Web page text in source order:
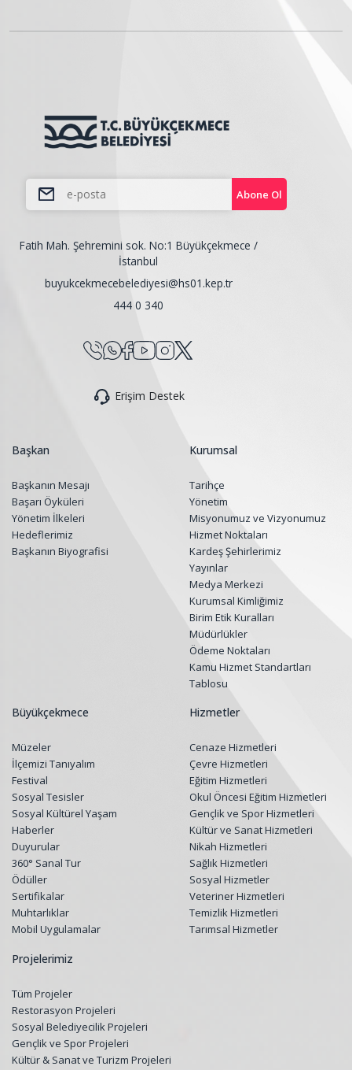
Abone Ol
Fatih Mah. Şehremini sok. No:1 Büyükçekmece /
İstanbul
buyukcekmecebelediyesi@hs01.kep.tr
444 0 340
Erişim Destek
Başkan
Başkanın Mesajı
Başarı Öyküleri
Yönetim İlkeleri
Hedeflerimiz
Başkanın Biyografisi
Kurumsal
Tarihçe
Yönetim
Misyonumuz ve Vizyonumuz
Hizmet Noktaları
Kardeş Şehirlerimiz
Yayınlar
Medya Merkezi
Kurumsal Kimliğimiz
Birim Etik Kuralları
Müdürlükler
Ödeme Noktaları
Kamu Hizmet Standartları
Tablosu
Büyükçekmece
Müzeler
İlçemizi Tanıyalım
Festival
Sosyal Tesisler
Sosyal Kültürel Yaşam
Haberler
Duyurular
360° Sanal Tur
Ödüller
Sertifikalar
Muhtarlıklar
Mobil Uygulamalar
Hizmetler
Cenaze Hizmetleri
Çevre Hizmetleri
Eğitim Hizmetleri
Okul Öncesi Eğitim Hizmetleri
Gençlik ve Spor Hizmetleri
Kültür ve Sanat Hizmetleri
Nikah Hizmetleri
Sağlık Hizmetleri
Sosyal Hizmetler
Veteriner Hizmetleri
Temizlik Hizmetleri
Tarımsal Hizmetler
Projelerimiz
Tüm Projeler
Restorasyon Projeleri
Sosyal Belediyecilik Projeleri
Gençlik ve Spor Projeleri
Kültür & Sanat ve Turizm Projeleri